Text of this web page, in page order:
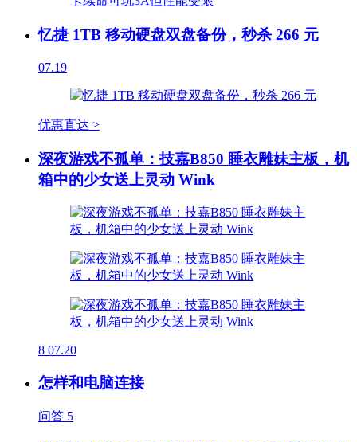
忆捷 1TB 移动硬盘双盘备份，秒杀 266 元
07.19
优惠直达 >
深夜游戏不孤单：技嘉B850 睡衣雕妹主板，机
箱中的少女送上灵动 Wink
8 07.20
怎样和电脑连接
问答 5